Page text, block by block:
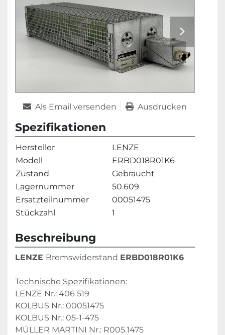
Als Email versenden Ausdrucken
Spezifikationen
Hersteller
LENZE
Modell
ERBD018R01K6
Zustand
Gebraucht
Lagernummer
50.609
Ersatzteilnummer
00051475
Stückzahl
1
Beschreibung
LENZE Bremswiderstand ERBD018R01K6
Technische Spezifikationen:
LENZE Nr.: 406 519
KOLBUS Nr.: 00051475
KOLBUS Nr.: 05-1-475
MÜLLER MARTINI Nr.: R005.1475